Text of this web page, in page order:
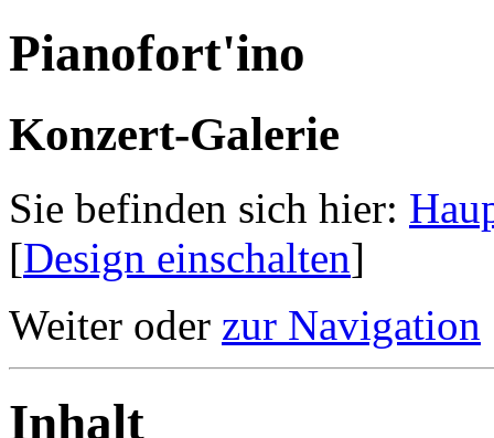
Pianofort'ino
Konzert-Galerie
Sie befinden sich hier:
[Design einschalten]
Weiter oder zur Navigation
Inhalt